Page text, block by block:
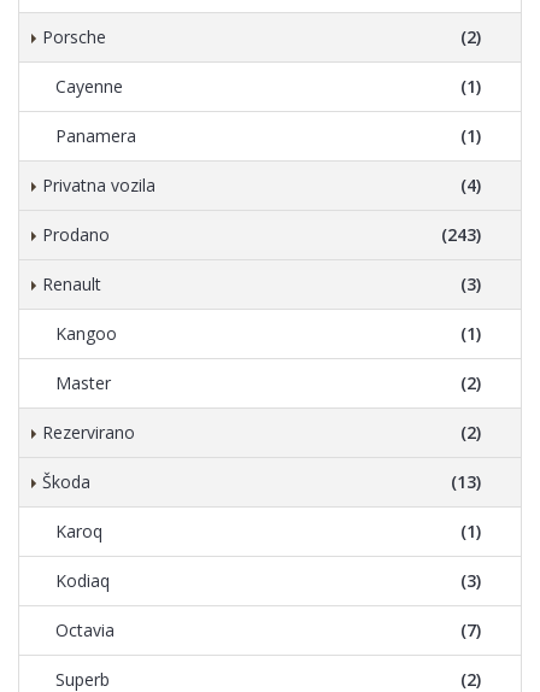
Porsche (2)
Cayenne (1)
Panamera (1)
Privatna vozila (4)
Prodano (243)
Renault (3)
Kangoo (1)
Master (2)
Rezervirano (2)
Škoda (13)
Karoq (1)
Kodiaq (3)
Octavia (7)
Superb (2)